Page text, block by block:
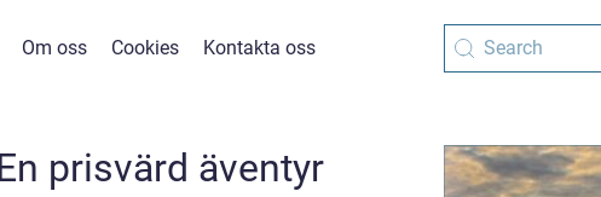
Om oss Cookies Kontakta oss
prisvärd äventyr